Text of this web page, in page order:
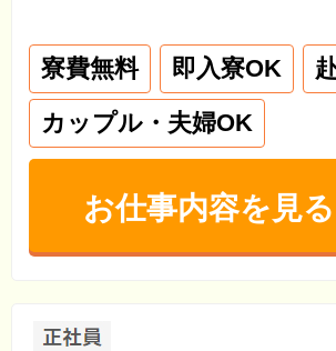
寮費無料 即入寮OK
カップル・夫婦OK
お仕事内容を見る